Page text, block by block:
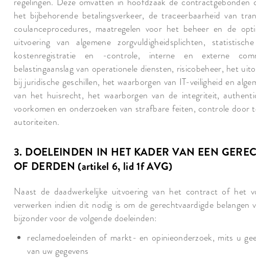
het bijbehorende betalingsverkeer, de traceerbaarheid van
coulanceprocedures, maatregelen voor het beheer en de
uitvoering van algemene zorgvuldigheidsplichten,
kostenregistratie en -controle, interne en externe
belastingaanslag van operationele diensten, risicobeheer, het
bij juridische geschillen, het waarborgen van IT-veiligheid en
van het huisrecht, het waarborgen van de integriteit,
voorkomen en onderzoeken van strafbare feiten, controle
autoriteiten.
3. DOELEINDEN IN HET KADER VAN EEN
OF DERDEN (artikel 6, lid 1f AVG)
Naast de daadwerkelijke uitvoering van het contract of het
verwerken indien dit nodig is om de gerechtvaardigde
bijzonder voor de volgende doeleinden:
reclamedoeleinden of markt- en opinieonderzoek, mits u
van uw gegevens